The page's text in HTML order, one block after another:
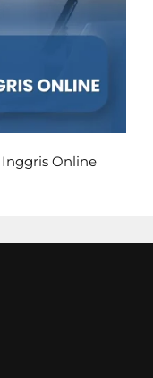
Inggris Online